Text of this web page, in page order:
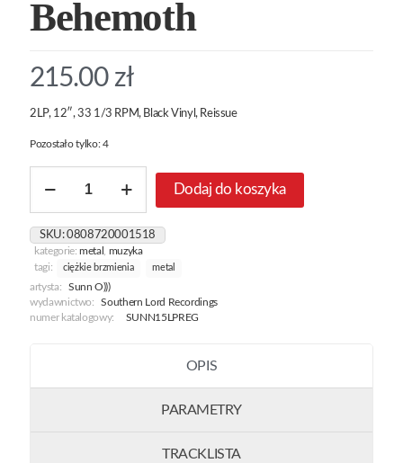
Behemoth
215.00 zł
2LP, 12″, 33 1/3 RPM, Black Vinyl, Reissue
Pozostało tylko: 4
Of
The
Behemoth
Dodaj do koszyka
SKU:0808720001518
kategorie:metal , muzyka
tagi:
ciężkie brzmienia metal
artysta:
Sunn O)))
wydawnictwo:
Southern Lord Recordings
numer katalogowy:
SUNN15LPREG
OPIS
PARAMETRY
TRACKLISTA